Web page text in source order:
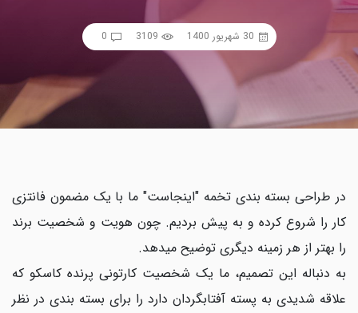
30 شهریور 1400 3109
0
در طراحی بسته بندی تخمه "اینجاست" ما با یک مضمون فانتزی
کار را شروع کرده و به پیش بردیم. چون هویت و شخصیت برند
را بهتر از هر زمینه دیگری توضیح میدهد.
به دنباله این تصمیم، ما یک شخصیت کارتونی پرنده کاسکو که
علاقه شدیدی به پسته آفتابگردان دارد را برای بسته بندی در نظر